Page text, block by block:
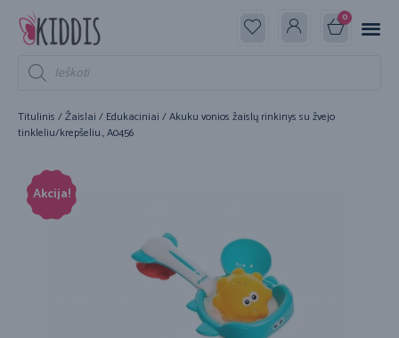
0
Titulinis /Žaislai / Edukaciniai / Akuku vonios žaislų rinkinys su žvejo
tinkleliu/krepšeliu., A0456
Akcija!